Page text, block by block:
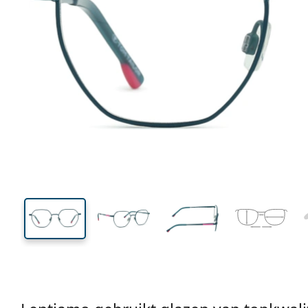
41 mm
Glashoogte Glasbreedte